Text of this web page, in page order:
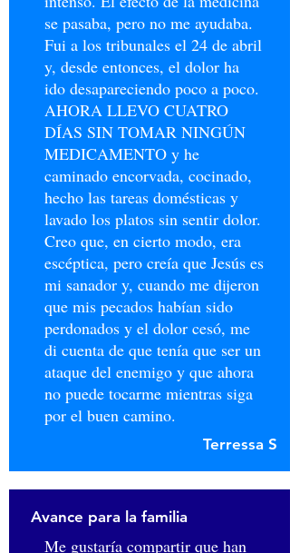
se pasaba, pero no me ayudaba.
Fui a los tribunales el 24 de abril
y, desde entonces, el dolor ha
ido desapareciendo poco a poco.
AHORA LLEVO CUATRO
DÍAS SIN TOMAR NINGÚN
MEDICAMENTO y he
caminado encorvada, cocinado,
hecho las tareas domésticas y
lavado los platos sin sentir dolor.
Creo que, en cierto modo, era
escéptica, pero creía que Jesús es
mi sanador y, cuando me dijeron
que mis pecados habían sido
perdonados y el dolor cesó, me
di cuenta de que tenía que ser un
ataque del enemigo y que ahora
no puede tocarme mientras siga
por el buen camino.
Terressa S
Avance para la familia
Me gustaría compartir que han